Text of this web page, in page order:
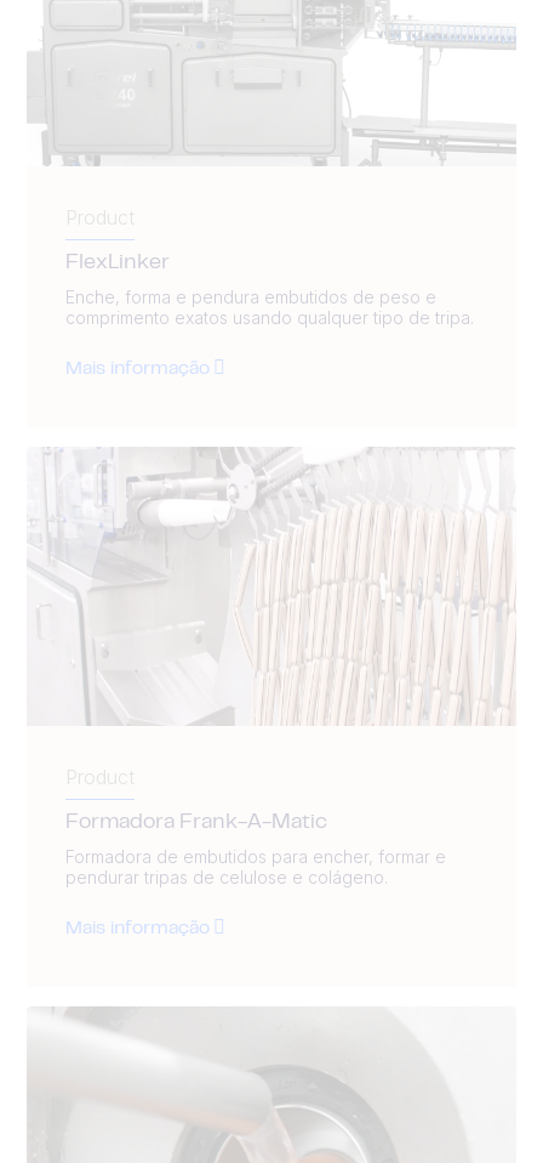
Product
FlexLinker
Enche, forma e pendura embutidos de peso e
comprimento exatos usando qualquer tipo de tripa.
Mais informação
Product
Formadora Frank-A-Matic
Formadora de embutidos para encher, formar e
pendurar tripas de celulose e colágeno.
Mais informação